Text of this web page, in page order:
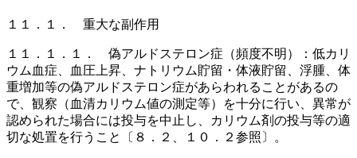
１１．１． 重大な副作用
１１．１．１． 偽アルドステロン症（頻度不明）：低カリ
ウム血症、血圧上昇、ナトリウム貯留・体液貯留、浮腫、体
重増加等の偽アルドステロン症があらわれることがあるの
で、観察（血清カリウム値の測定等）を十分に行い、異常が
認められた場合には投与を中止し、カリウム剤の投与等の適
切な処置を行うこと〔８．２、１０．２参照〕。